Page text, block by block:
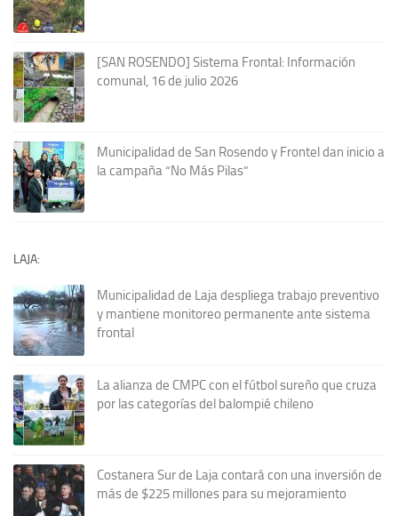
[SAN ROSENDO] Sistema Frontal: Información
comunal, 16 de julio 2026
Municipalidad de San Rosendo y Frontel dan inicio a
la campaña “No Más Pilas”
LAJA:
Municipalidad de Laja despliega trabajo preventivo
y mantiene monitoreo permanente ante sistema
frontal
La alianza de CMPC con el fútbol sureño que cruza
por las categorías del balompié chileno
Costanera Sur de Laja contará con una inversión de
más de $225 millones para su mejoramiento